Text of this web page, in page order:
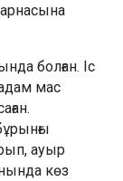
арнасына
болған. Іс
мас
ауыр
көз